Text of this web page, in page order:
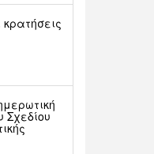
Σχεδίου